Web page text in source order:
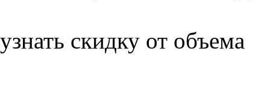
узнать скидку от объема